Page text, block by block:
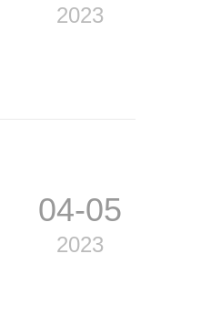
2023
04-05
2023